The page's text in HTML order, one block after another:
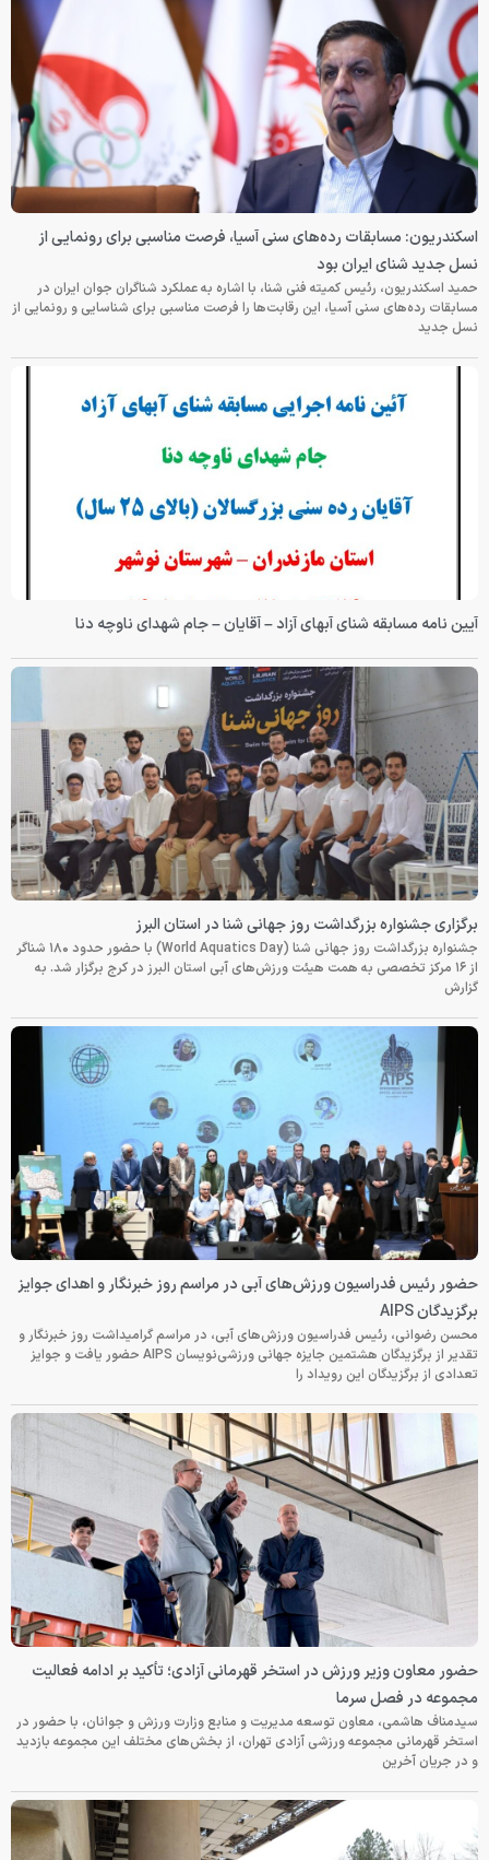
اسکندریون: مسابقات رده‌های سنی آسیا، فرصت مناسبی برای رونمایی از
نسل جدید شنای ایران بود
حمید اسکندریون، رئیس کمیته فنی شنا، با اشاره به عملکرد شناگران جوان ایران در
مسابقات رده‌های سنی آسیا، این رقابت‌ها را فرصت مناسبی برای شناسایی و رونمایی از
نسل جدید
آیین نامه مسابقه شنای آبهای آزاد – آقایان – جام شهدای ناوچه دنا
برگزاری جشنواره بزرگداشت روز جهانی شنا در استان البرز
جشنواره بزرگداشت روز جهانی شنا (World Aquatics Day) با حضور حدود ۱۸۰ شناگر
از ۱۶ مرکز تخصصی به همت هیئت ورزش‌های آبی استان البرز در کرج برگزار شد. به
گزارش
حضور رئیس فدراسیون ورزش‌های آبی در مراسم روز خبرنگار و اهدای جوایز
برگزیدگان AIPS
محسن رضوانی، رئیس فدراسیون ورزش‌های آبی، در مراسم گرامیداشت روز خبرنگار و
تقدیر از برگزیدگان هشتمین جایزه جهانی ورزشی‌نویسان AIPS حضور یافت و جوایز
تعدادی از برگزیدگان این رویداد را
حضور معاون وزیر ورزش در استخر قهرمانی آزادی؛ تأکید بر ادامه فعالیت
مجموعه در فصل سرما
سیدمناف هاشمی، معاون توسعه مدیریت و منابع وزارت ورزش و جوانان، با حضور در
استخر قهرمانی مجموعه ورزشی آزادی تهران، از بخش‌های مختلف این مجموعه بازدید
و در جریان آخرین